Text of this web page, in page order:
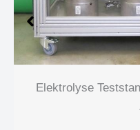
Elektrolyse